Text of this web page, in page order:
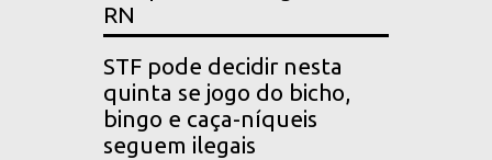
RN
STF pode decidir nesta
quinta se jogo do bicho,
bingo e caça-níqueis
seguem ilegais